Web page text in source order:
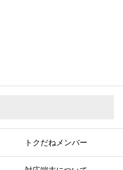
トクだねメンバー